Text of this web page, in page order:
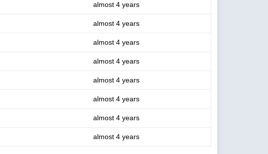
almost 4 years
almost 4 years
almost 4 years
almost 4 years
almost 4 years
almost 4 years
almost 4 years
almost 4 years